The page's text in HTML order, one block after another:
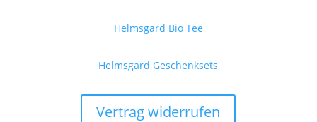
Helmsgard Bio Tee
Helmsgard Geschenksets
Vertrag widerrufen